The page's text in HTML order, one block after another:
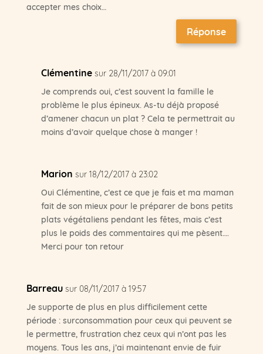
accepter mes choix…
Réponse
Clémentine sur 28/11/2017 à 09:01
Je comprends oui, c’est souvent la famille le
problème le plus épineux. As-tu déjà proposé
d’amener chacun un plat ? Cela te permettrait au
moins d’avoir quelque chose à manger !
Marion sur 18/12/2017 à 23:02
Oui Clémentine, c’est ce que je fais et ma maman
fait de son mieux pour le préparer de bons petits
plats végétaliens pendant les fêtes, mais c’est
plus le poids des commentaires qui me pèsent….
Merci pour ton retour
Barreau sur 08/11/2017 à 19:57
Je supporte de plus en plus difficilement cette
période : surconsommation pour ceux qui peuvent se
le permettre, frustration chez ceux qui n’ont pas les
moyens. Tous les ans, j’ai maintenant envie de fuir